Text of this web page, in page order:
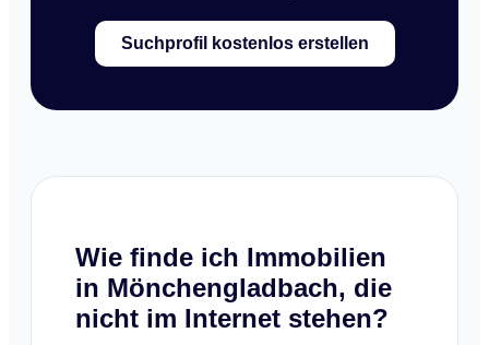
Suchprofil kostenlos erstellen
Wie finde ich Immobilien
in Mönchengladbach, die
nicht im Internet stehen?